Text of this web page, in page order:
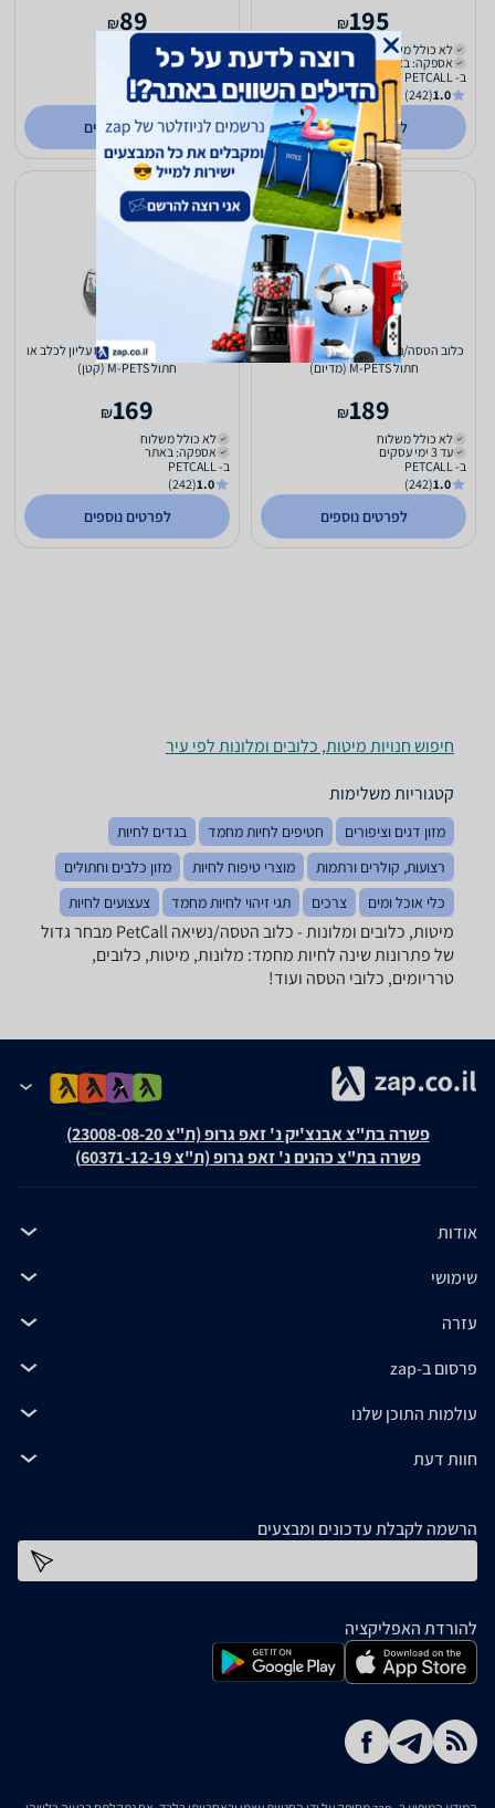
195
₪
לא כולל משלוח
אספקה: באתר
ב- PETCALL
1.0
(242)
לפרטים נוספים
89
₪
לא כולל משלוח
אספקה: באתר
1.0
(242)
לפרטים נוספים
כלוב הטסה/נשיאה עם פתח עליון לכלב או
חתול M-PETS (מדיום)
189
₪
לא כולל משלוח
עד 3 ימי עסקים
ב- PETCALL
1.0
(242)
לפרטים נוספים
כלוב הטסה/נשיאה עם פתח עליון לכלב או
חתול M-PETS (קטן)
169
₪
לא כולל משלוח
אספקה: באתר
ב- PETCALL
1.0
(242)
לפרטים נוספים
חיפוש חנויות מיטות, כלובים ומלונות לפי עיר
קטגוריות משלימות
מזון דגים וציפורים חטיפים לחיות מחמד
בגדים לחיות
רצועות, קולרים ורתמות
מוצרי טיפוח לחיות
מזון כלבים וחתולים
כלי אוכל ומים
צרכים תגי זיהוי לחיות מחמד צעצועים לחיות
מיטות, כלובים ומלונות - ‏כלוב הטסה/נשיאה ‏PetCall מבחר גדול
של פתרונות שינה לחיות מחמד: מלונות, מיטות, כלובים,
טרריומים, כלובי הטסה ועוד!
פשרה בת"צ אבנצ'יק נ' זאפ גרופ (ת"צ 23008-08-20)
פשרה בת"צ כהנים נ' זאפ גרופ (ת"צ 60371-12-19)
אודות
שימושי
עזרה
פרסום ב-zap
עולמות התוכן שלנו
חוות דעת
הרשמה לקבלת עדכונים ומבצעים
להורדת האפליקציה